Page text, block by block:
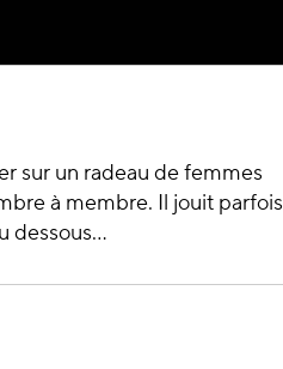
sur un radeau de femmes
à membre. Il jouit parfois
dessous...